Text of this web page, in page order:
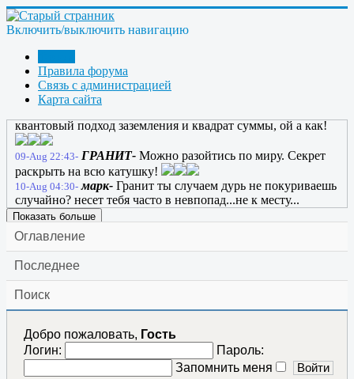
Включить/выключить навигацию
Правила форума
Связь с администрацией
Карта сайта
09-Aug 17:01- ГРАНИТ-
09-Aug 17:10- ГРАНИТ-
ГРАНИТ-
09-Aug 17:18-
09-Aug 22:31- chiksat-забань шляпочника да и всё
09-Aug 22:39- ГРАНИТ-Тунгус забань чикен-сат (курицца)
да и всё!
квантовый подход заземления и квадрат суммы, ой а как!
09-Aug 22:43- ГРАНИТ- Можно разойтись по миру. Секрет
раскрыть на всю катушку!
10-Aug 04:30- марк- Гранит ты случаем дурь не покуриваешь
случайно? несет тебя часто в невпопад...не к месту...
Показать больше
Оглавление
Последнее
Поиск
Добро пожаловать, Гость
Логин:
Пароль:
Запомнить меня